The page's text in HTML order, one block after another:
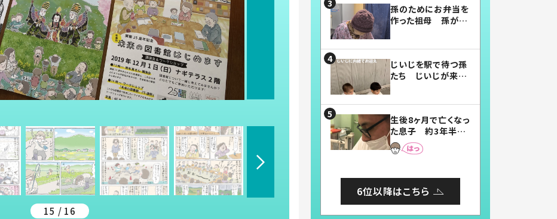
15 / 16
孫のためにお弁当を
作った祖母 孫が絶
じいじを駅で待つ孫
たち じいじが来た
まらない」「幸せにな
れる」
生後8ヶ月で亡くなっ
た息子 約3年半
後、当時の妻の日記
に書いてあった本音
6位以降はこちら